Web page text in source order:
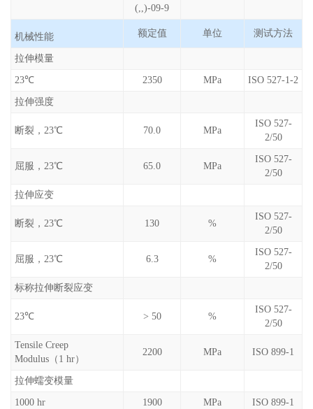
(,,)-09-9
机械性能 额定值 单位 测试方法
拉伸模量
23℃ 2350 MPa ISO 527-1-2
拉伸强度
断裂，23℃ 70.0 MPa
ISO 527-
2/50
屈服，23℃ 65.0 MPa
ISO 527-
2/50
拉伸应变
断裂，23℃ 130 %
ISO 527-
2/50
屈服，23℃ 6.3 %
ISO 527-
2/50
标称拉伸断裂应变
23℃ > 50 %
ISO 527-
2/50
Tensile Creep
Modulus（1 hr）
2200 MPa ISO 899-1
拉伸蠕变模量
1000 hr 1900 MPa ISO 899-1